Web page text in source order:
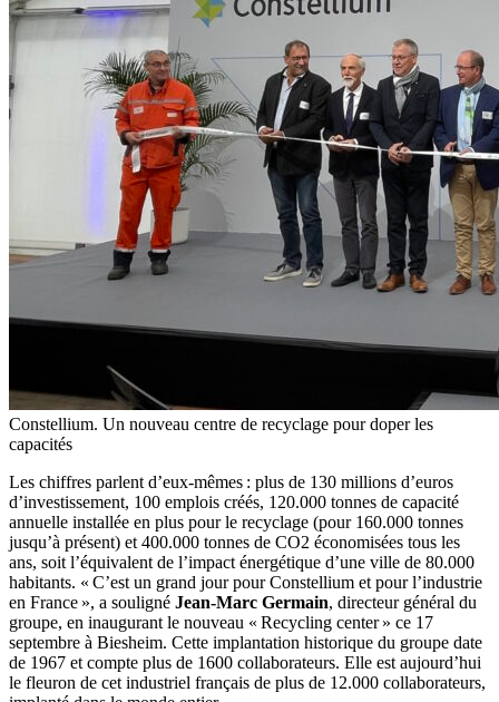
Constellium. Un nouveau centre de recyclage pour doper les
capacités
Les chiffres parlent d’eux-mêmes : plus de 130 millions d’euros
d’investissement, 100 emplois créés, 120.000 tonnes de capacité
annuelle installée en plus pour le recyclage (pour 160.000 tonnes
jusqu’à présent) et 400.000 tonnes de CO2 économisées tous les
ans, soit l’équivalent de l’impact énergétique d’une ville de 80.000
habitants. « C’est un grand jour pour Constellium et pour l’industrie
en France », a souligné Jean-Marc Germain, directeur général du
groupe, en inaugurant le nouveau « Recycling center » ce 17
septembre à Biesheim. Cette implantation historique du groupe date
de 1967 et compte plus de 1600 collaborateurs. Elle est aujourd’hui
le fleuron de cet industriel français de plus de 12.000 collaborateurs,